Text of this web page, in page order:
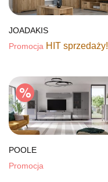
JOADAKIS
Promocja HIT sprzedaży!
POOLE
Promocja